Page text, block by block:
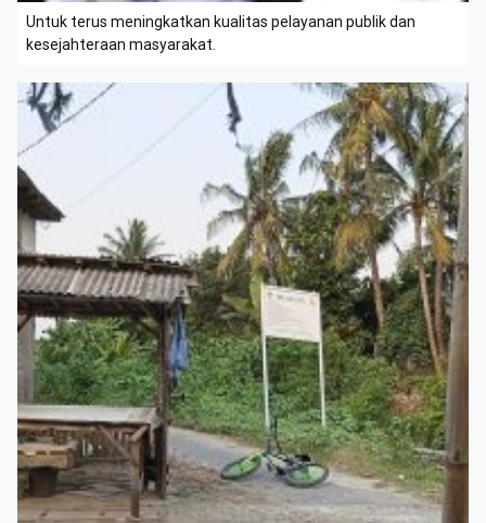
Untuk terus meningkatkan kualitas pelayanan publik dan
kesejahteraan masyarakat.